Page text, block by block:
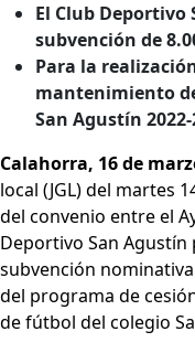
El Club
subvención de
Para la
mantenimiento
San Agustín 2022-
Calahorra, 16 de
local (JGL) del martes
del convenio entre el
Deportivo San Agustín
subvención
del programa de
de fútbol del colegio